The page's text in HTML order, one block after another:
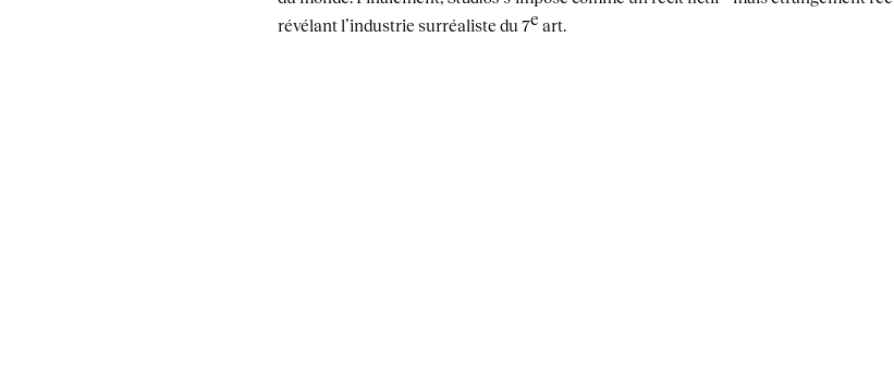
révélant l’industrie surréaliste du 7e art.